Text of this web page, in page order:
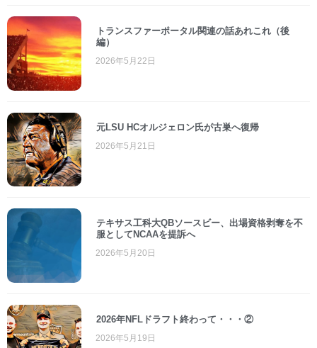
トランスファーポータル関連の話あれこれ（後
編）
2026年5月22日
元LSU HCオルジェロン氏が古巣へ復帰
2026年5月21日
テキサス工科大QBソースビー、出場資格剥奪を不
服としてNCAAを提訴へ
2026年5月20日
2026年NFLドラフト終わって・・・②
2026年5月19日